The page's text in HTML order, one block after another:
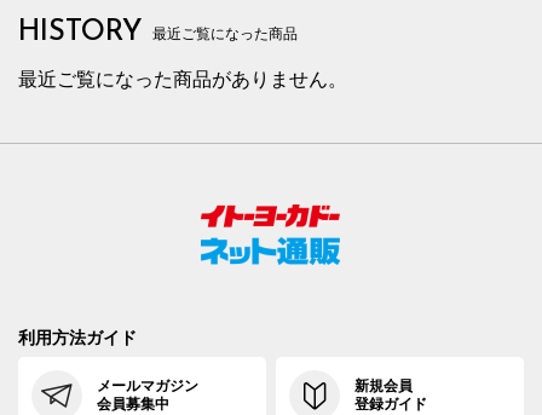
HISTORY 最近ご覧になった商品
最近ご覧になった商品がありません。
利用方法ガイド
メールマガジン
会員募集中
新規会員
登録ガイド